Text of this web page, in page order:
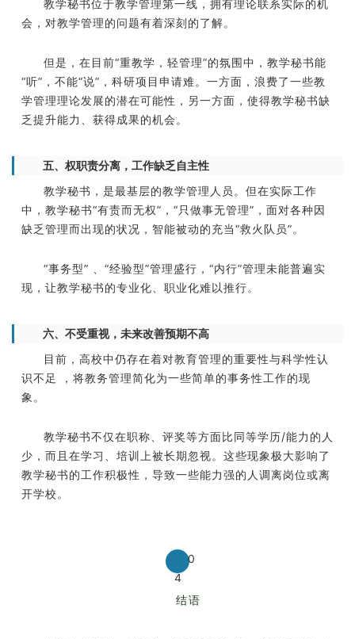
教学秘书位于教学管理第一线，拥有理论联系实际的机
会，对教学管理的问题有着深刻的了解。
但是，在目前“重教学，轻管理”的氛围中，教学秘书能
“听”，不能“说”，科研项目申请难。一方面，浪费了一些教
学管理理论发展的潜在可能性，另一方面，使得教学秘书缺
乏提升能力、获得成果的机会。
五、权职责分离，工作缺乏自主性
教学秘书，是最基层的教学管理人员。但在实际工作
中，教学秘书“有责而无权”，“只做事无管理”，面对各种因
缺乏管理而出现的状况，智能被动的充当“救火队员”。
“事务型” 、“经验型”管理盛行，“内行”管理未能普遍实
现，让教学秘书的专业化、职业化难以推行。
六、不受重视，未来改善预期不高
目前，高校中仍存在着对教育管理的重要性与科学性认
识不足 ，将教务管理简化为一些简单的事务性工作的现
象。
教学秘书不仅在职称、评奖等方面比同等学历/能力的人
少，而且在学习、培训上被长期忽视。这些现象极大影响了
教学秘书的工作积极性，导致一些能力强的人调离岗位或离
开学校。
0
4
结语